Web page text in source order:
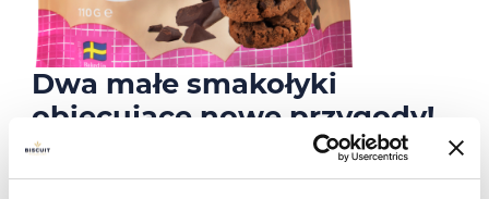
Dwa małe smakołyki
obiecujące nowe przygody!
Ciasteczka z kawałkami ciemnej czekolady
GILLE MINI.